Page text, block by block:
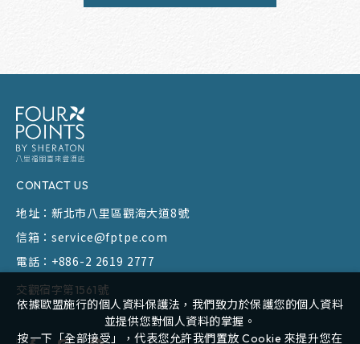
CONTACT US
地址： 新北市八里區觀海大道8號
信箱： service@fptpe.com
電話： +886-2 2619 2777
交觀宿字第1561號
依據歐盟施行的個人資料保護法，我們致力於保護您的個人資料
並提供您對個人資料的掌握。
按一下「全部接受」，代表您允許我們置放 Cookie 來提升您在